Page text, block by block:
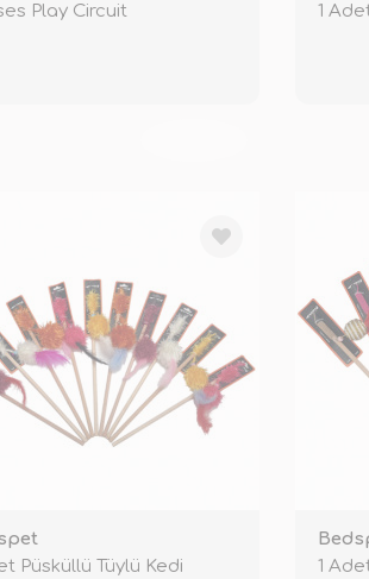
Play Circuit
1
Püsküllü Tüylü Kedi
1